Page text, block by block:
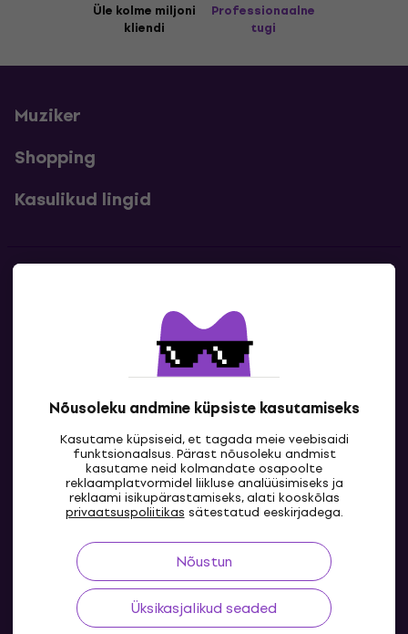
Nõusoleku andmine küpsiste kasutamiseks
Kasutame küpsiseid, et tagada meie veebisaidi
funktsionaalsus. Pärast nõusoleku andmist
kasutame neid kolmandate osapoolte
reklaamplatvormidel liikluse analüüsimiseks ja
reklaami isikupärastamiseks, alati kooskõlas
privaatsuspoliitikas sätestatud eeskirjadega.
Nõustun
Üksikasjalikud seaded
Üle kolme miljoni
kliendi
Professionaalne
tugi
Muziker
Shopping
Kasulikud lingid
Kontaktandmed
EE